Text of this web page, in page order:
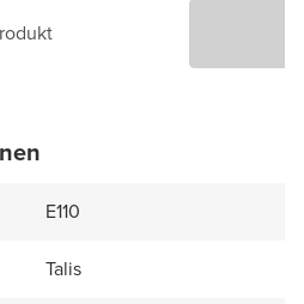
E110
Talis